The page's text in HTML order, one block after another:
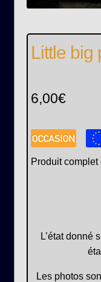
Little big
6,00€
Produit complet
L’état donné
Les photos